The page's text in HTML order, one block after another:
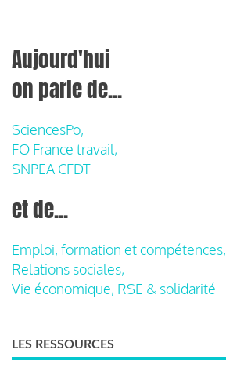
Aujourd'hui
on parle de...
SciencesPo,
FO France travail,
SNPEA CFDT
et de...
Emploi, formation et compétences,
Relations sociales,
Vie économique, RSE & solidarité
LES RESSOURCES